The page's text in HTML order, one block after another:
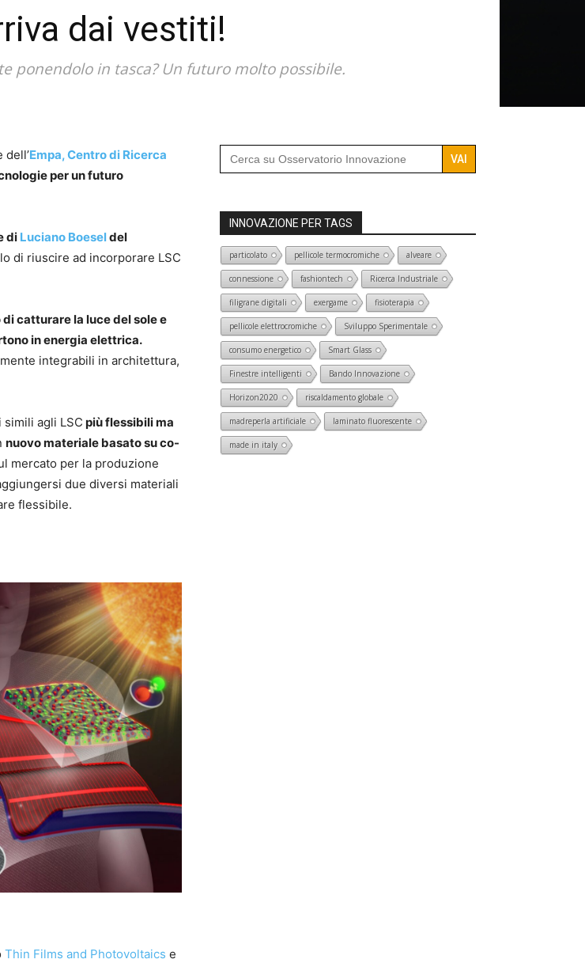
dai vestiti!
ponendolo in tasca? Un futuro molto possibile.
dell’Empa, Centro di Ricerca
per un futuro
di Luciano Boeseldel
di riuscire ad incorporare LSC
catturare la luce del sole e
in energia elettrica.
integrabili in architettura,
agli LSC più flessibili ma
nuovo materiale basato su co-
mercato per la produzione
due diversi materiali
flessibile.
Thin Films and Photovoltaics e
Search
for:
INNOVAZIONE PER TAGS
particolato pellicole termocromiche alveare
connessione fashiontech Ricerca Industriale
filigrane digitali exergame fisioterapia
pellicole elettrocromiche Sviluppo Sperimentale
consumo energetico Smart Glass
Finestre intelligenti Bando Innovazione
Horizon2020 riscaldamento globale
madreperla artificiale laminato fluorescente
made in italy